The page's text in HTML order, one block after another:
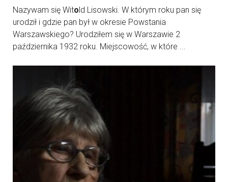
Nazywam się Witold Lisowski. W którym roku pan się
urodził i gdzie pan był w okresie Powstania
Warszawskiego? Urodziłem się w Warszawie 2
października 1932 roku. Miejscowość, w które ...